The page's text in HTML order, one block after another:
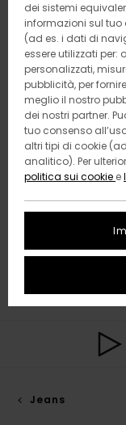
Jeans
dei sistemi
informazioni sul tuo
(ad es. i dati di
essere utilizzati per:
personalizzati,
pubblicità, per
meglio il nostro
dei nostri partner.
tuo consenso
altri tipi di cookie
analitico). Per
politica sui cookie e